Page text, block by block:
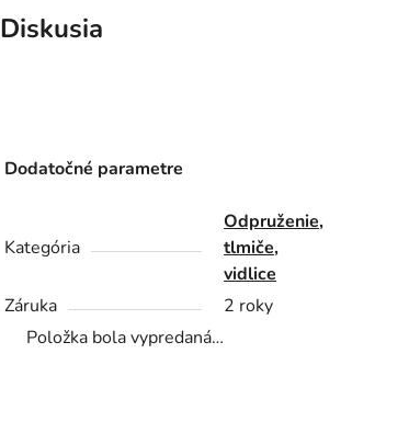
Diskusia
Dodatočné parametre
Kategória
Odpruženie,
tlmiče,
vidlice
Záruka
2 roky
Položka bola vypredaná…